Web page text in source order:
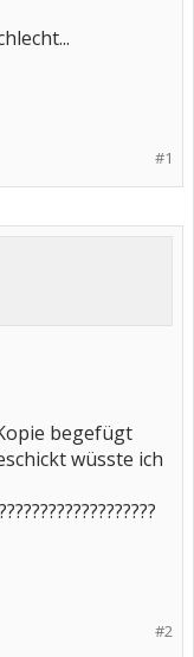
#1
begefügt
wüsste ich
#2